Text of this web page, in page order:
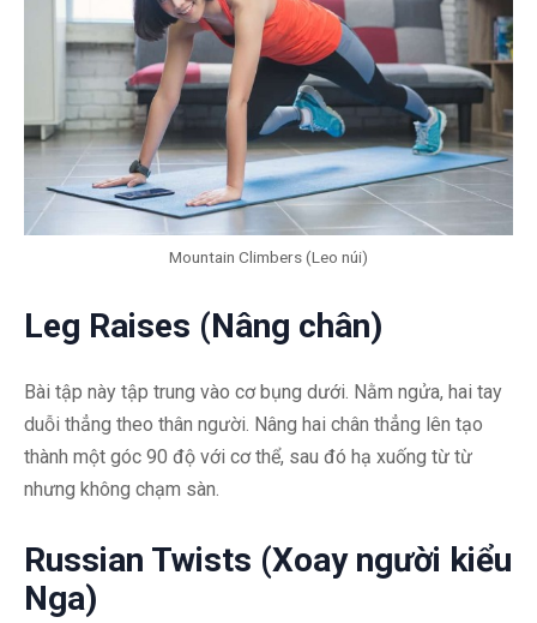
Mountain Climbers (Leo núi)
Leg Raises (Nâng chân)
Bài tập này tập trung vào cơ bụng dưới. Nằm ngửa, hai tay
duỗi thẳng theo thân người. Nâng hai chân thẳng lên tạo
thành một góc 90 độ với cơ thể, sau đó hạ xuống từ từ
nhưng không chạm sàn.
Russian Twists (Xoay người kiểu
Nga)